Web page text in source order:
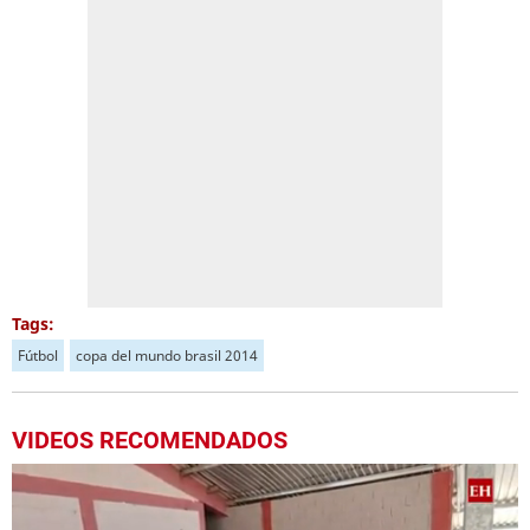
Tags:
Fútbol copa del mundo brasil 2014
VIDEOS RECOMENDADOS